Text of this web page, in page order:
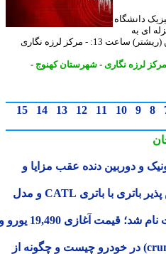
به
بزرگی 4.1 در مقیاس امواج درونی زمین (ریشتر) ساعت 13: - مرکز لرزه نگاری
لرزه نگاری- شهرستان کهنوج-
9
10
11
12
13
14
15
دوربین دنده عقب مزایا و
Arcfox Beta T1 نسخه تعویض پذیر باتری با باتری CATL و مدل
جیلی E2 الکتریکی در اروپا ثبت نام شد؛ قیمت آغازی 19,490 یورو و
منطقه خرد شونده (crumple zone) در خودرو چیست و چگونه از